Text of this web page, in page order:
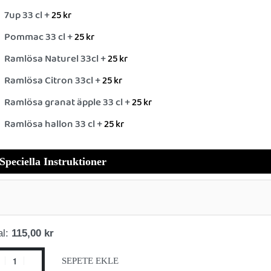
7up 33 cl +25kr
Pommac 33 cl +25kr
Ramlösa Naturel 33cl +25kr
Ramlösa Citron 33cl +25kr
Ramlösa granat äpple 33 cl +25kr
Ramlösa hallon 33 cl +25kr
Speciella Instruktioner
115,00 kr
SEPETE EKLE